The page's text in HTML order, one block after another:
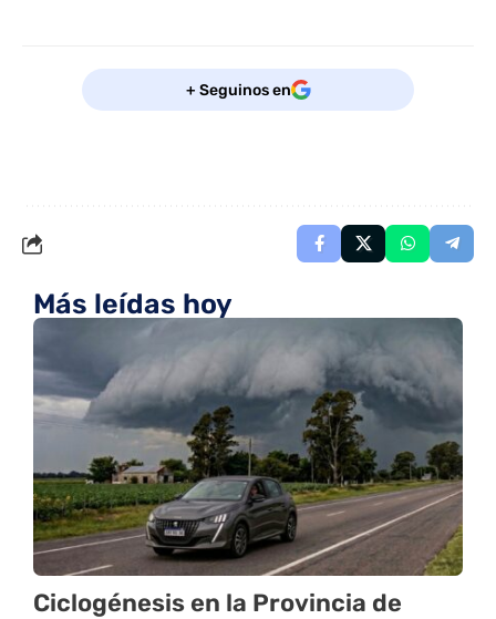
+ Seguinos en
Más leídas hoy
Ciclogénesis en la Provincia de